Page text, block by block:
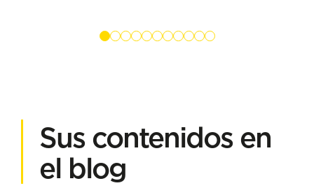
Sus contenidos en
el blog